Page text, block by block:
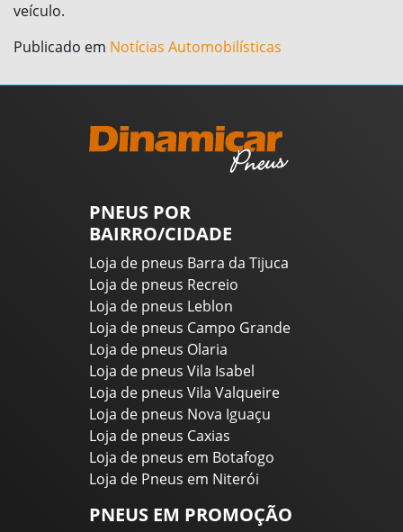
veículo.
Publicado em Notícias Automobilísticas
PNEUS POR
BAIRRO/CIDADE
Loja de pneus Barra da Tijuca
Loja de pneus Recreio
Loja de pneus Leblon
Loja de pneus Campo Grande
Loja de pneus Olaria
Loja de pneus Vila Isabel
Loja de pneus Vila Valqueire
Loja de pneus Nova Iguaçu
Loja de pneus Caxias
Loja de pneus em Botafogo
Loja de Pneus em Niterói
PNEUS EM PROMOÇÃO